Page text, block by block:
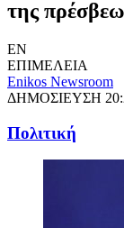
της
EN
ΕΠΙΜΕΛΕΙΑ
Enikos Newsroom
ΔΗΜΟΣΙΕΥΣΗ
Πολιτική